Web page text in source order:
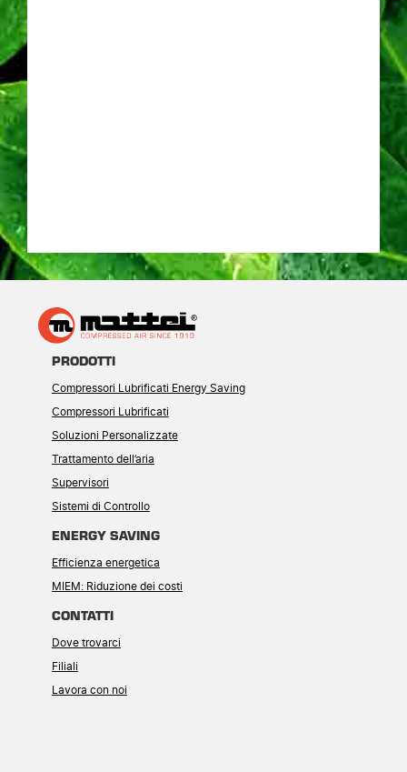
PRODOTTI
Compressori Lubrificati Energy Saving
Compressori Lubrificati
Soluzioni Personalizzate
Trattamento dell’aria
Supervisori
Sistemi di Controllo
ENERGY SAVING
Efficienza energetica
MIEM: Riduzione dei costi
CONTATTI
Dove trovarci
Filiali
Lavora con noi